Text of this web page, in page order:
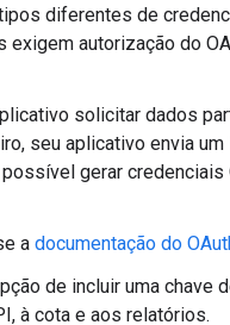
diferentes de
exigem autorização do
solicitar dados
seu aplicativo envia
gerar
a documentação do
de incluir uma chave
à cota e aos relatórios.